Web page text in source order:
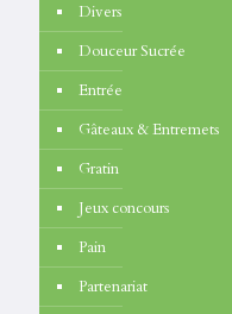
Divers
Douceur Sucrée
Entrée
Gâteaux & Entremets
Gratin
Jeux concours
Pain
Partenariat